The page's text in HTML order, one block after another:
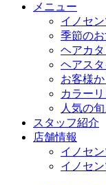
メニュー
イノセ
季節の
ヘアカ
ヘアス
お客様
カラー
人気の
スタッフ紹介
店舗情報
イノセ
イノセ